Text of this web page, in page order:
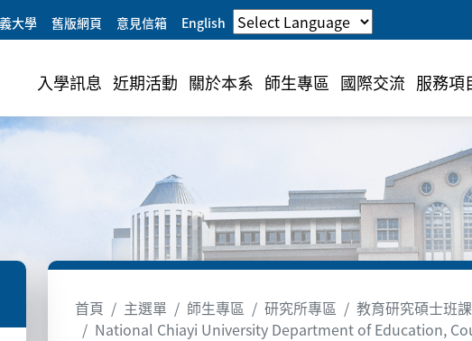
大學 舊版網頁 意見信箱 English
入學訊息 近期活動 關於本系 師生專區 國際交流 服務項
首頁 主選單 師生專區 研究所專區
教育研究碩士班
National Chiayi University Department of Education,